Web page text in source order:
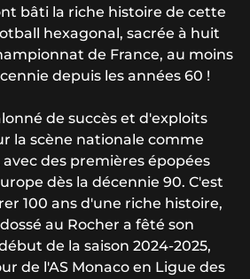
bâti la riche histoire de cette
hexagonal, sacrée à huit
de France, au moins
depuis les années 60 !
de succès et d'exploits
la scène nationale comme
des premières épopées
dès la décennie 90. C'est
100 ans d'une riche histoire,
au Rocher a fêté son
de la saison 2024-2025,
de l'AS Monaco en Ligue des